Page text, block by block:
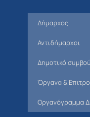
Δήμαρχος
Αντιδήμαρχοι
Δημοτικό
Όργανα &
Οργανόγραμμα